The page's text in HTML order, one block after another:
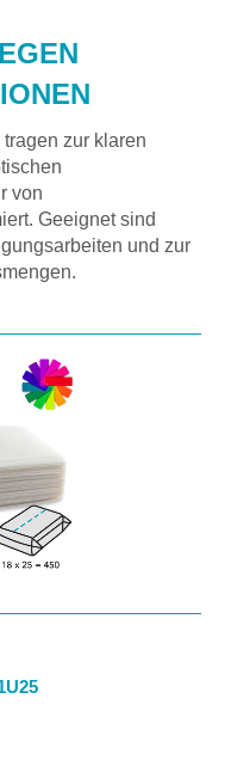
zur klaren
von
Geeignet sind
und zur